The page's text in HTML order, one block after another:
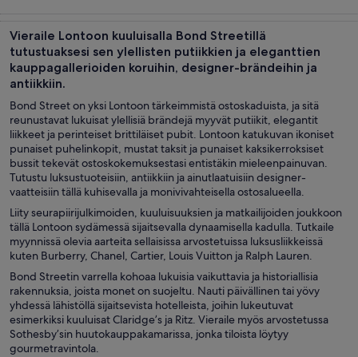
Vieraile Lontoon kuuluisalla Bond Streetillä
tutustuaksesi sen ylellisten putiikkien ja eleganttien
kauppagallerioiden koruihin, designer-brändeihin ja
antiikkiin.
Bond Street on yksi Lontoon tärkeimmistä ostoskaduista, ja sitä
reunustavat lukuisat ylellisiä brändejä myyvät putiikit, elegantit
liikkeet ja perinteiset brittiläiset pubit. Lontoon katukuvan ikoniset
punaiset puhelinkopit, mustat taksit ja punaiset kaksikerroksiset
bussit tekevät ostoskokemuksestasi entistäkin mieleenpainuvan.
Tutustu luksustuoteisiin, antiikkiin ja ainutlaatuisiin designer-
vaatteisiin tällä kuhisevalla ja monivivahteisella ostosalueella.
Liity seurapiirijulkimoiden, kuuluisuuksien ja matkailijoiden joukkoon
tällä Lontoon sydämessä sijaitsevalla dynaamisella kadulla. Tutkaile
myynnissä olevia aarteita sellaisissa arvostetuissa luksusliikkeissä
kuten Burberry, Chanel, Cartier, Louis Vuitton ja Ralph Lauren.
Bond Streetin varrella kohoaa lukuisia vaikuttavia ja historiallisia
rakennuksia, joista monet on suojeltu. Nauti päivällinen tai yövy
yhdessä lähistöllä sijaitsevista hotelleista, joihin lukeutuvat
esimerkiksi kuuluisat Claridge’s ja Ritz. Vieraile myös arvostetussa
Sothesby’sin huutokauppakamarissa, jonka tiloista löytyy
gourmetravintola.